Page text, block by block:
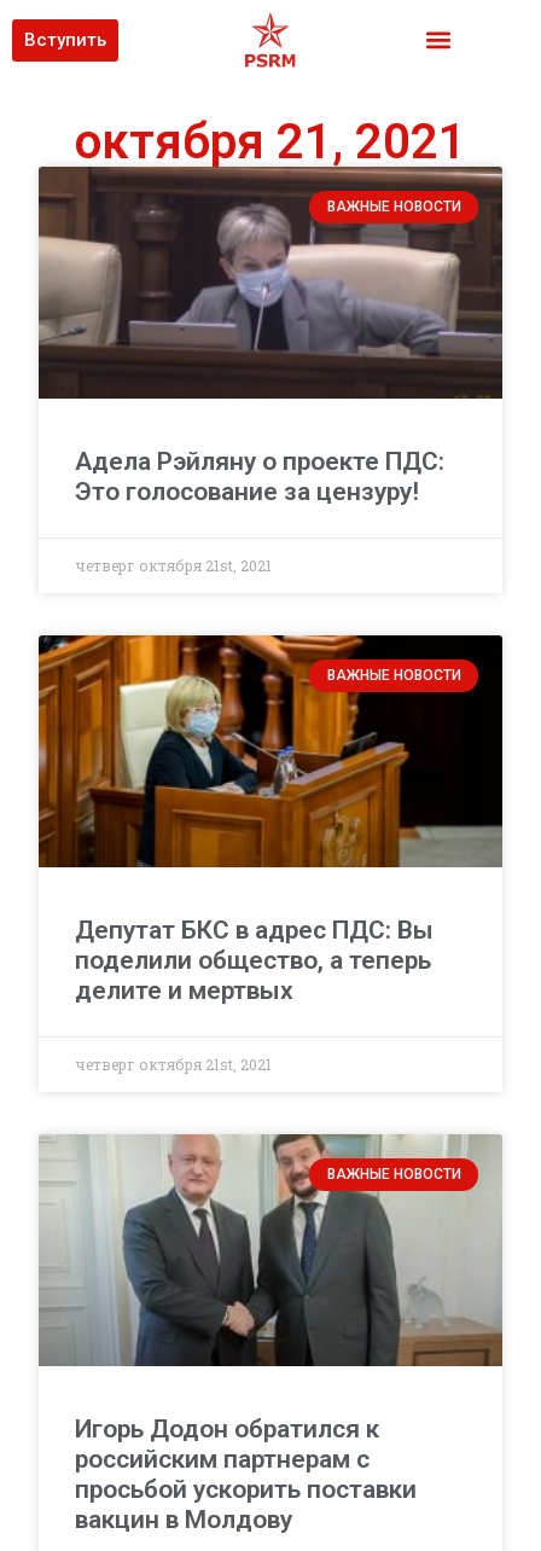
Вступить
октября 21, 2021
ВАЖНЫЕ НОВОСТИ
Адела Рэйляну о проекте ПДС:
Это голосование за цензуру!
четверг октября 21st, 2021
ВАЖНЫЕ НОВОСТИ
Депутат БКС в адрес ПДС: Вы
поделили общество, а теперь
делите и мертвых
четверг октября 21st, 2021
ВАЖНЫЕ НОВОСТИ
Игорь Додон обратился к
российским партнерам с
просьбой ускорить поставки
вакцин в Молдову